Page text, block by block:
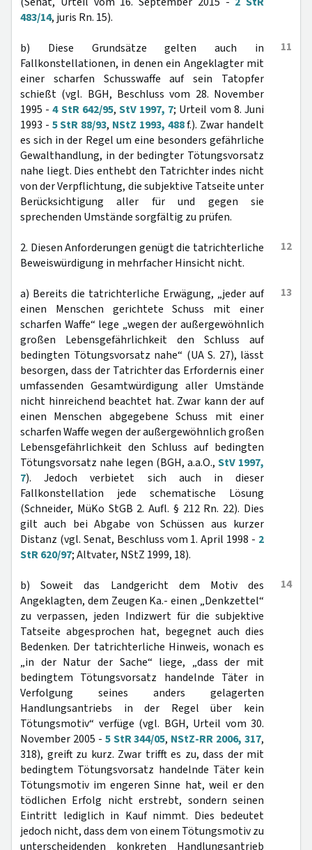
483/14, juris Rn. 15).
11
b) Diese Grundsätze gelten auch in
Fallkonstellationen, in denen ein Angeklagter mit
einer scharfen Schusswaffe auf sein Tatopfer
schießt (vgl. BGH, Beschluss vom 28. November
1995 -4 StR 642/95, StV 1997, 7; Urteil vom 8. Juni
1993 - 5 StR 88/93, NStZ 1993, 488f.). Zwar handelt
es sich in der Regel um eine besonders gefährliche
Gewalthandlung, in der bedingter Tötungsvorsatz
nahe liegt. Dies enthebt den Tatrichter indes nicht
von der Verpflichtung, die subjektive Tatseite unter
Berücksichtigung aller für und gegen sie
sprechenden Umstände sorgfältig zu prüfen.
12
2. Diesen Anforderungen genügt die tatrichterliche
Beweiswürdigung in mehrfacher Hinsicht nicht.
13
a) Bereits die tatrichterliche Erwägung, „jeder auf
einen Menschen gerichtete Schuss mit einer
scharfen Waffe“ lege „wegen der außergewöhnlich
großen Lebensgefährlichkeit den Schluss auf
bedingten Tötungsvorsatz nahe“ (UA S. 27), lässt
besorgen, dass der Tatrichter das Erfordernis einer
umfassenden Gesamtwürdigung aller Umstände
nicht hinreichend beachtet hat. Zwar kann der auf
einen Menschen abgegebene Schuss mit einer
scharfen Waffe wegen der außergewöhnlich großen
Lebensgefährlichkeit den Schluss auf bedingten
Tötungsvorsatz nahe legen (BGH, a.a.O., StV 1997,
7). Jedoch verbietet sich auch in dieser
Fallkonstellation jede schematische Lösung
(Schneider, MüKo StGB 2. Aufl. § 212 Rn. 22). Dies
gilt auch bei Abgabe von Schüssen aus kurzer
Distanz (vgl. Senat, Beschluss vom 1. April 1998 - 2
StR 620/97; Altvater, NStZ 1999, 18).
14
b) Soweit das Landgericht dem Motiv des
Angeklagten, dem Zeugen Ka.- einen „Denkzettel“
zu verpassen, jeden Indizwert für die subjektive
Tatseite abgesprochen hat, begegnet auch dies
Bedenken. Der tatrichterliche Hinweis, wonach es
„in der Natur der Sache“ liege, „dass der mit
bedingtem Tötungsvorsatz handelnde Täter in
Verfolgung seines anders gelagerten
Handlungsantriebs in der Regel über kein
Tötungsmotiv“ verfüge (vgl. BGH, Urteil vom 30.
November 2005 - 5 StR 344/05, NStZ-RR 2006, 317,
318), greift zu kurz. Zwar trifft es zu, dass der mit
bedingtem Tötungsvorsatz handelnde Täter kein
Tötungsmotiv im engeren Sinne hat, weil er den
tödlichen Erfolg nicht erstrebt, sondern seinen
Eintritt lediglich in Kauf nimmt. Dies bedeutet
jedoch nicht, dass dem von einem Tötungsmotiv zu
unterscheidenden konkreten Handlungsantrieb